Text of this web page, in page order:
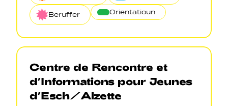
Gérer les cookies
Beruffer Orientatioun
Centre de Rencontre et
d’Informations pour Jeunes
d’Esch/Alzette